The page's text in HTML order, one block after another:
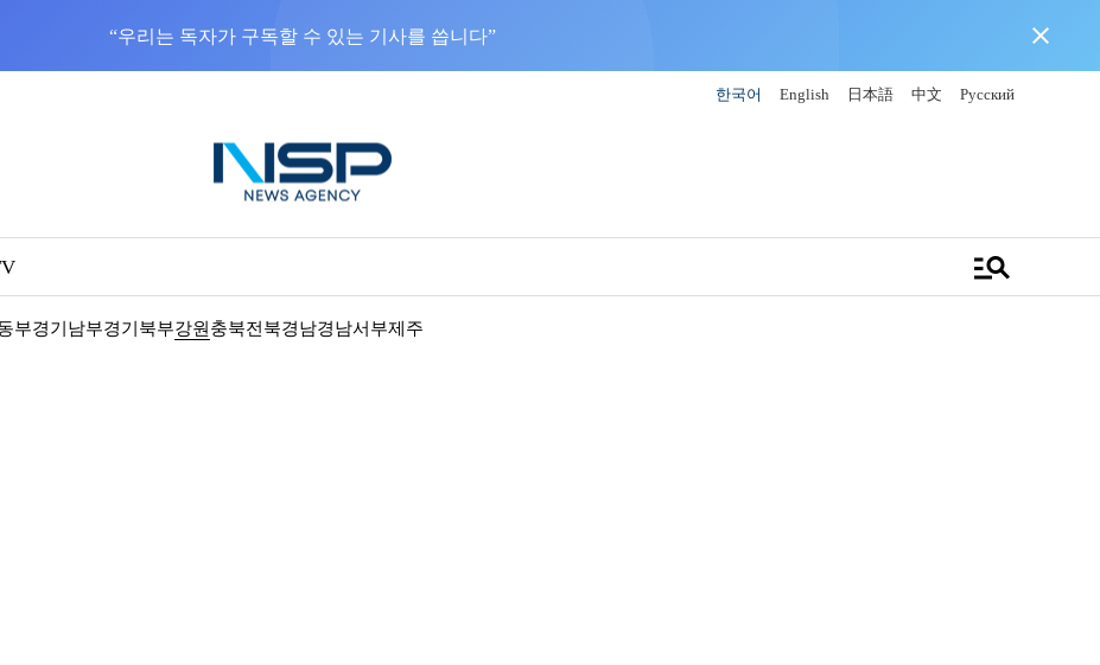
“우리는 독자가 구독할 수 있는 기사를 씁니다” close
한국어 English 日本語 中文 Русский
manage_search
부경기남부경기북부강원 충북전북경남경남서부제주